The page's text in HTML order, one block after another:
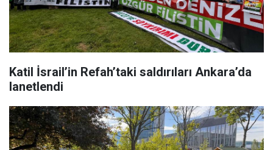
Katil İsrail’in Refah’taki saldırıları Ankara’da
lanetlendi